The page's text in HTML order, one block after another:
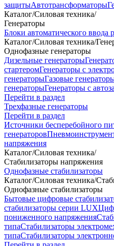
защитыАвтотрансформаторы
Каталог/Силовая техника/
Генераторы
Блоки автоматического ввода
Каталог/Силовая техника/
Однофазные генераторы
Дизельные генераторы
стартеромГенераторы с
генераторыГазовые
генераторыГенераторы с
Перейти в раздел
Трехфазные генераторы
Перейти в раздел
Источники бесперебойного
генераторов
напряжения
Каталог/Силовая техника/
Стабилизаторы напряжения
Однофазные стабилизаторы
Каталог/Силовая техника/
Однофазные стабилизаторы
Бытовые цифровые
стабилизаторы серии LUX
пониженного напряжения
типаСтабилизаторы
типаСтабилизаторы